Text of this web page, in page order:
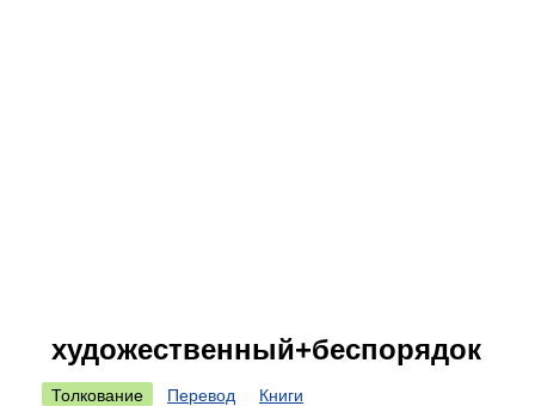
художественный+беспорядок
Толкование Перевод Книги